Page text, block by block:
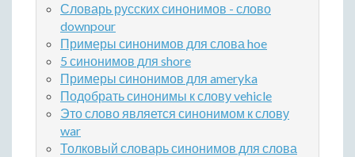
Словарь русских синонимов - слово
downpour
Примеры синонимов для слова hoe
5 синонимов для shore
Примеры синонимов для ameryka
Подобрать синонимы к слову vehicle
Это слово является синонимом к слову
war
Толковый словарь синонимов для слова